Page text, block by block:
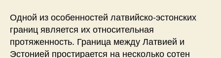
Одной из особенностей латвийско-эстонских
границ является их относительная
протяженность. Граница между Латвией и
Эстонией простирается на несколько сотен